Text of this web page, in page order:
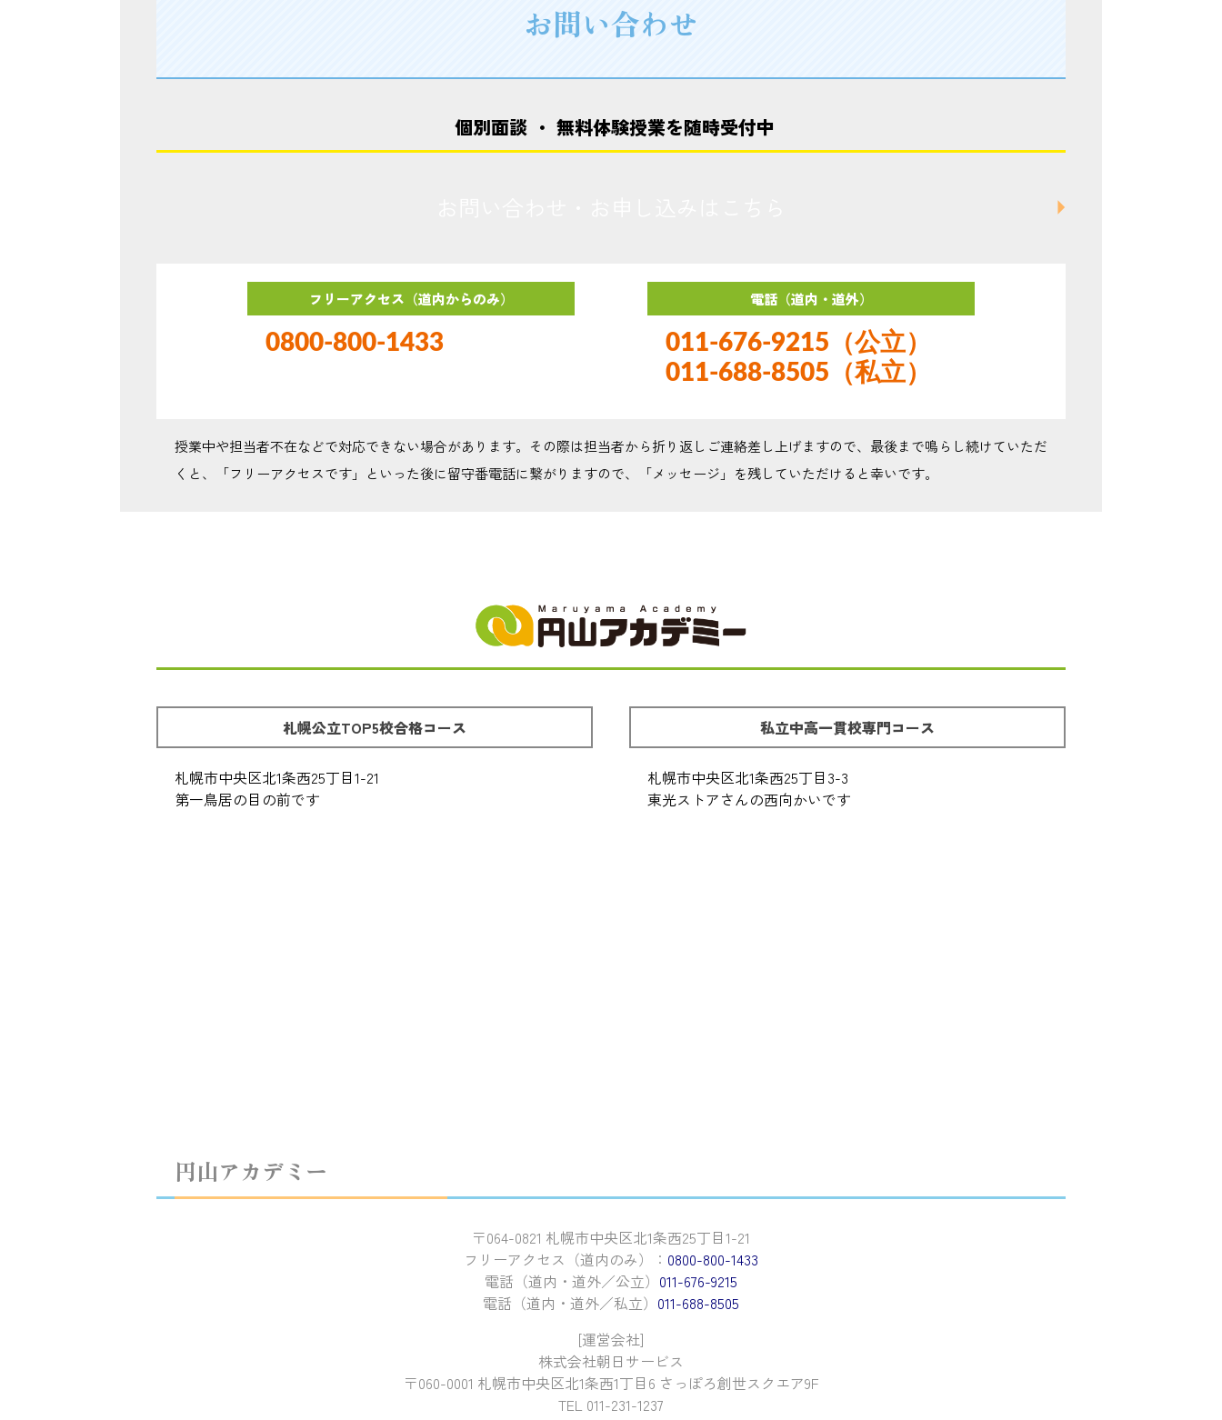
ン
お問い合わせ
個別面談 ・ 無料体験授業を随時受付中
フリーアクセス（道内からのみ）
0800-800-1433
電話（道内・道外）
011-676-9215（公立）
011-688-8505（私立）
授業中や担当者不在などで対応できない場合があります。その際は担当者から折り返しご連絡差し上げますので、最後まで鳴らし続けていただ
くと、「フリーアクセスです」といった後に留守番電話に繋がりますので、「メッセージ」を残していただけると幸いです。
札幌公立TOP5校合格コース
札幌市中央区北1条西25丁目1-21
第一鳥居の目の前です
私立中高一貫校専門コース
札幌市中央区北1条西25丁目3-3
東光ストアさんの西向かいです
円山アカデミー
〒064-0821 札幌市中央区北1条西25丁目1-21
フリーアクセス（道内のみ）： 0800-800-1433
電話（道内・道外／公立） 011-676-9215
電話（道内・道外／私立） 011-688-8505
[運営会社]
株式会社朝日サービス
〒060-0001 札幌市中央区北1条西1丁目6 さっぽろ創世スクエア9F
TEL 011-231-1237